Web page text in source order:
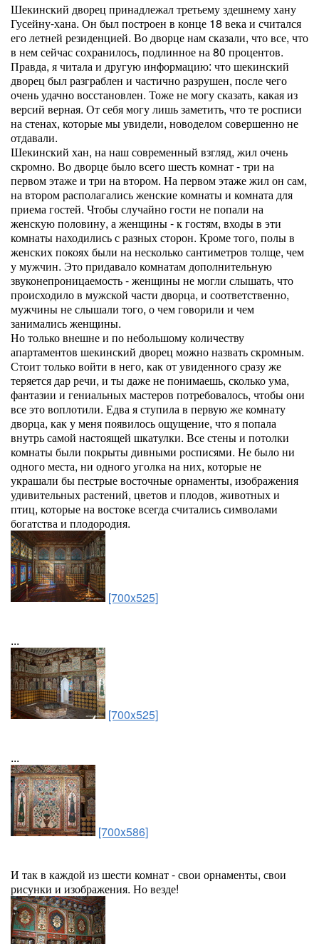
Шекинский дворец принадлежал третьему здешнему хану
Гусейну-хана. Он был построен в конце 18 века и считался
его летней резиденцией. Во дворце нам сказали, что все, что
в нем сейчас сохранилось, подлинное на 80 процентов.
Правда, я читала и другую информацию: что шекинский
дворец был разграблен и частично разрушен, после чего
очень удачно восстановлен. Тоже не могу сказать, какая из
версий верная. От себя могу лишь заметить, что те росписи
на стенах, которые мы увидели, новоделом совершенно не
отдавали.
Шекинский хан, на наш современный взгляд, жил очень
скромно. Во дворце было всего шесть комнат - три на
первом этаже и три на втором. На первом этаже жил он сам,
на втором располагались женские комнаты и комната для
приема гостей. Чтобы случайно гости не попали на
женскую половину, а женщины - к гостям, входы в эти
комнаты находились с разных сторон. Кроме того, полы в
женских покоях были на несколько сантиметров толще, чем
у мужчин. Это придавало комнатам дополнительную
звуконепроницаемость - женщины не могли слышать, что
происходило в мужской части дворца, и соответственно,
мужчины не слышали того, о чем говорили и чем
занимались женщины.
Но только внешне и по небольшому количеству
апартаментов шекинский дворец можно назвать скромным.
Стоит только войти в него, как от увиденного сразу же
теряется дар речи, и ты даже не понимаешь, сколько ума,
фантазии и гениальных мастеров потребовалось, чтобы они
все это воплотили. Едва я ступила в первую же комнату
дворца, как у меня появилось ощущение, что я попала
внутрь самой настоящей шкатулки. Все стены и потолки
комнаты были покрыты дивными росписями. Не было ни
одного места, ни одного уголка на них, которые не
украшали бы пестрые восточные орнаменты, изображения
удивительных растений, цветов и плодов, животных и
птиц, которые на востоке всегда считались символами
богатства и плодородия.
[700x525]
...
[700x525]
...
[700x586]
И так в каждой из шести комнат - свои орнаменты, свои
рисунки и изображения. Но везде!